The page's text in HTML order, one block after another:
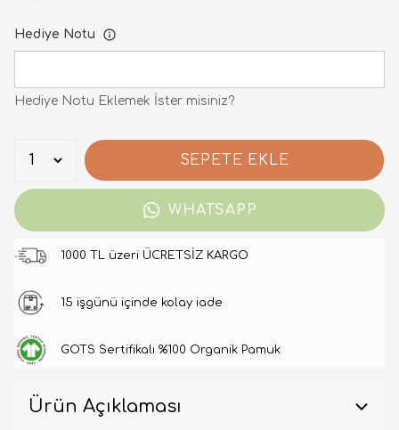
Hediye Notu
Hediye Notu Eklemek İster misiniz?
SEPETE EKLE
WHATSAPP
1000 TL üzeri ÜCRETSİZ KARGO
15 işgünü içinde kolay iade
GOTS Sertifikalı %100 Organik Pamuk
Ürün Açıklaması